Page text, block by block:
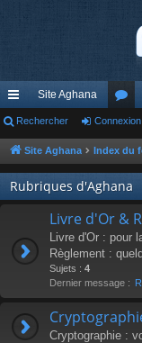
cc
ès
ra
pi
Site Aghana
or
u
m
s
Rechercher Connexion
Site Aghana Index du
Rubriques d'Aghana
Livre d'Or &
Livre d'Or : pour
Règlement :
Sujets : 4
Dernier message :
Cryptographie :